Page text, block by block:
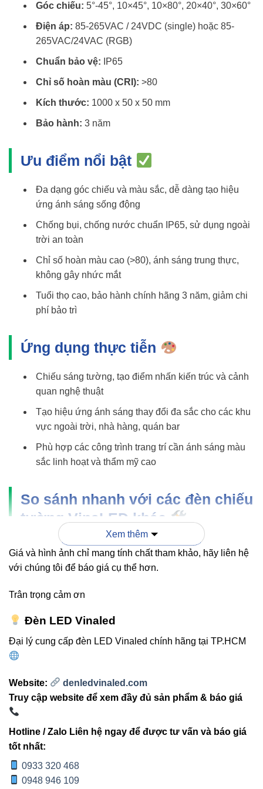
Góc chiếu: 5°-45°, 10×45°, 10×80°, 20×40°, 30×60°
Điện áp: 85-265VAC / 24VDC (single) hoặc 85-
265VAC/24VAC (RGB)
Chuẩn bảo vệ: IP65
Chỉ số hoàn màu (CRI): >80
Kích thước: 1000 x 50 x 50 mm
Bảo hành: 3 năm
Ưu điểm nổi bật
Đa dạng góc chiếu và màu sắc, dễ dàng tạo hiệu
ứng ánh sáng sống động
Chống bụi, chống nước chuẩn IP65, sử dụng ngoài
trời an toàn
Chỉ số hoàn màu cao (>80), ánh sáng trung thực,
không gây nhức mắt
Tuổi thọ cao, bảo hành chính hãng 3 năm, giảm chi
phí bảo trì
Ứng dụng thực tiễn
Chiếu sáng tường, tạo điểm nhấn kiến trúc và cảnh
quan nghệ thuật
Tạo hiệu ứng ánh sáng thay đổi đa sắc cho các khu
vực ngoài trời, nhà hàng, quán bar
Phù hợp các công trình trang trí cần ánh sáng màu
sắc linh hoạt và thẩm mỹ cao
So sánh nhanh với các đèn chiếu
tường VinaLED khác
SẢN
PHẨM
CÔNG
SUẤT
GÓC
CHIẾU
ỨNG DỤNG
V1WWA-
18W
20×40°,
ứng nghệ
V1WWA-
12W
5°-45°,
nhỏ, tường,
V1WWA-
24 RGB
Xem thêm
Giá và hình ảnh chỉ mang tính chất tham khảo, hãy liên hệ
với chúng tôi để báo giá cụ thể hơn.
Trân trọng cảm ơn
Đèn LED Vinaled
Đại lý cung cấp đèn LED Vinaled chính hãng tại TP.HCM
Website:
denledvinaled.com
Truy cập website để xem đầy đủ sản phẩm & báo giá
Hotline / Zalo Liên hệ ngay để được tư vấn và báo giá
tốt nhất:
0933 320 468
0948 946 109